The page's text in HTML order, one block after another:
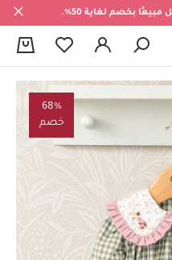
بخصم لغاية 50%.
68%
خصم